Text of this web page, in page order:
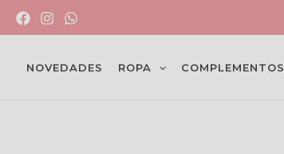
NOVEDADES ROPA COMPLEMENTOS